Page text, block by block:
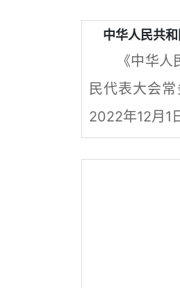
中华人民共
《中华
民代表大会
2022年12月1